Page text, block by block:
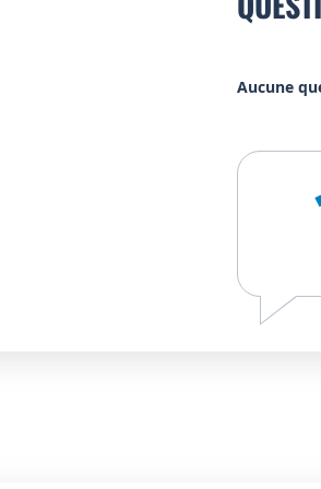
Aucune